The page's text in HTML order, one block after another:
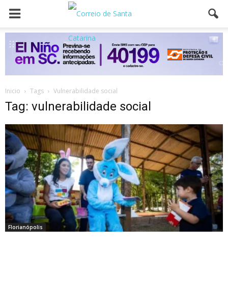
Inicio Tags Vulnerabilidade social
Tag: vulnerabilidade social
Florianópolis